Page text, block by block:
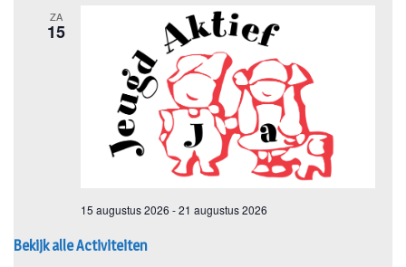
Bekijk alle Activiteiten